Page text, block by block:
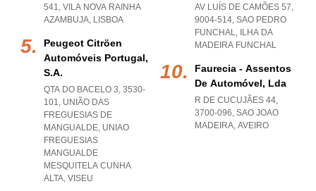
541, VILA NOVA RAINHA
AZAMBUJA, LISBOA
Peugeot Citröen
Automóveis Portugal,
S.a.
QTA DO BACELO 3, 3530-
101, UNIÃO DAS
FREGUESIAS DE
MANGUALDE, UNIAO
FREGUESIAS
MANGUALDE
MESQUITELA CUNHA
ALTA, VISEU
AV LUÍS DE CAMÕES 57,
9004-514, SAO PEDRO
FUNCHAL, ILHA DA
MADEIRA FUNCHAL
Faurecia - Assentos
De Automóvel, Lda
R DE CUCUJÃES 44,
3700-096, SAO JOAO
MADEIRA, AVEIRO